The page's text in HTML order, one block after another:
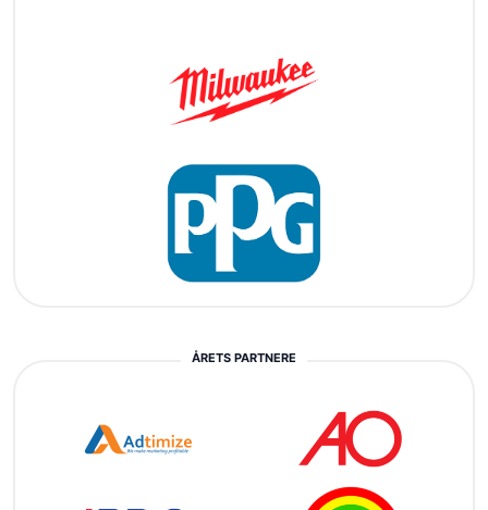
ÅRETS PARTNERE